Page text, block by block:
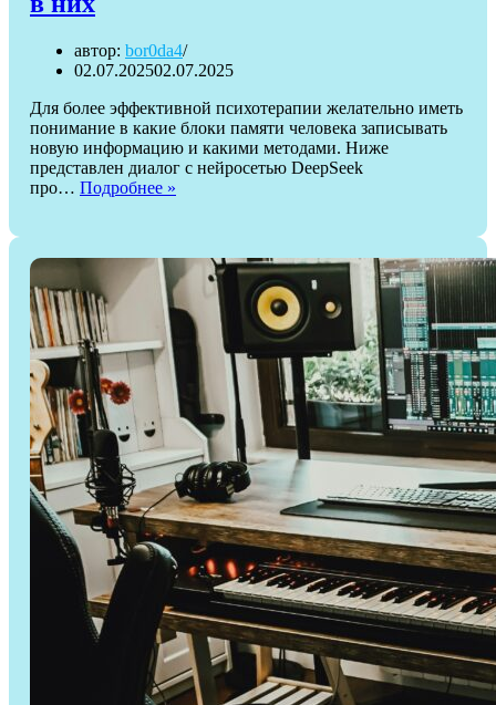
автор: bor0da4
02.07.202502.07.2025
Для более эффективной психотерапии желательно иметь
понимание в какие блоки памяти человека записывать
новую информацию и какими методами. Ниже
представлен диалог с нейросетью DeepSeek
про… Подробнее »
человека
и
методы
записи
данных
в
них